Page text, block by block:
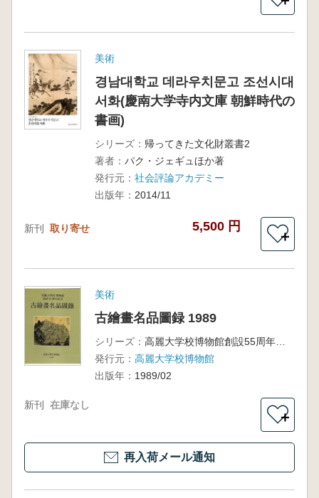
美術
경남대학교 데라우치문고 조선시대
서화(慶南大学寺内文庫 朝鮮時代の
書画)
シリーズ： 帰ってきた文化財叢書2
著者： パク・ジェギュほか著
発行元： 社会評論アカデミー
出版年： 2014/11
新刊 取り寄せ 5,500 円
＋
美術
古繪畫名品圖録 1989
シリーズ：
高麗大学校博物館創設55周年紀年
発行元： 高麗大学校博物館
出版年： 1989/02
新刊 在庫なし
＋
再入荷メール通知